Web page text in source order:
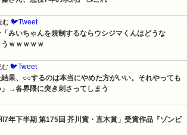
む 🐦Tweet
「みいちゃんを規制するならウシジマくんはどうな
ｗｗｗｗｗ
む 🐦Tweet
結果、○○するのは本当にやめた方がいい。それやっても
→各界隈に突き刺さってしまう
7年下半期 第175回 芥川賞・直木賞」受賞作品『ゾンビ